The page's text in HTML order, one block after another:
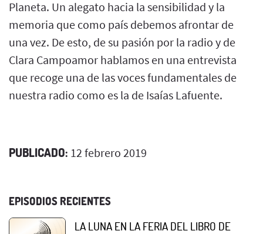
Planeta. Un alegato hacia la sensibilidad y la
memoria que como país debemos afrontar de
una vez. De esto, de su pasión por la radio y de
Clara Campoamor hablamos en una entrevista
que recoge una de las voces fundamentales de
nuestra radio como es la de Isaías Lafuente.
PUBLICADO: 12 febrero 2019
EPISODIOS RECIENTES
LA LUNA EN LA FERIA DEL LIBRO DE